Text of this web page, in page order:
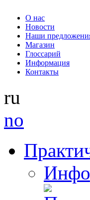
О нас
Новости
Наши
Магазин
Глоссарий
Информация
Контакты
ru
no